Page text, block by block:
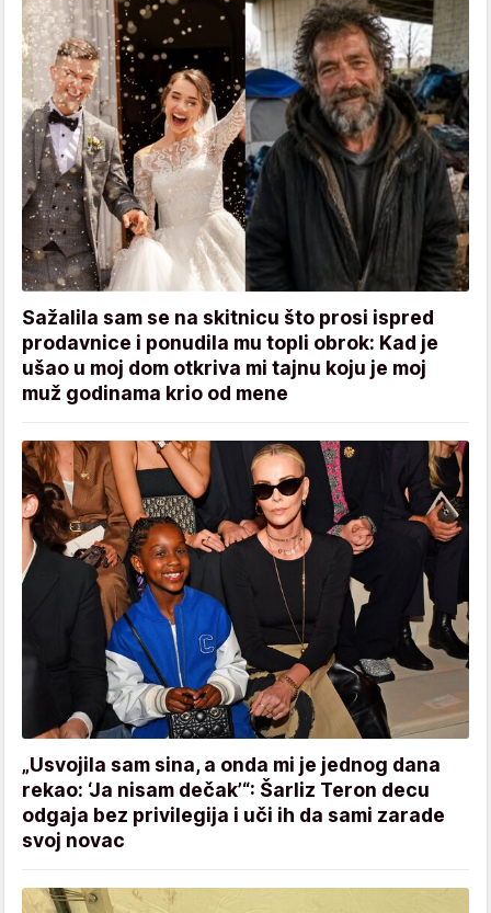
Sažalila sam se na skitnicu što prosi ispred
prodavnice i ponudila mu topli obrok: Kad je
ušao u moj dom otkriva mi tajnu koju je moj
muž godinama krio od mene
„Usvojila sam sina, a onda mi je jednog dana
rekao: ‘Ja nisam dečak’“: Šarliz Teron decu
odgaja bez privilegija i uči ih da sami zarade
svoj novac